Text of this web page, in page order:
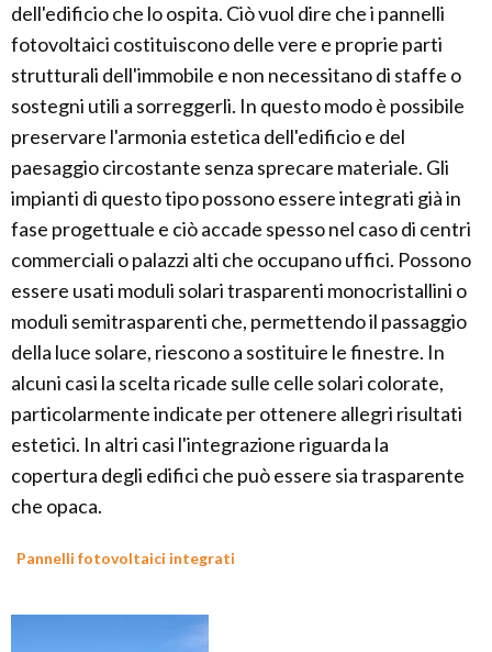
dell'edificio che lo ospita. Ciò vuol dire che i pannelli
fotovoltaici costituiscono delle vere e proprie parti
strutturali dell'immobile e non necessitano di staffe o
sostegni utili a sorreggerli. In questo modo è possibile
preservare l'armonia estetica dell'edificio e del
paesaggio circostante senza sprecare materiale. Gli
impianti di questo tipo possono essere integrati già in
fase progettuale e ciò accade spesso nel caso di centri
commerciali o palazzi alti che occupano uffici. Possono
essere usati moduli solari trasparenti monocristallini o
moduli semitrasparenti che, permettendo il passaggio
della luce solare, riescono a sostituire le finestre. In
alcuni casi la scelta ricade sulle celle solari colorate,
particolarmente indicate per ottenere allegri risultati
estetici. In altri casi l'integrazione riguarda la
copertura degli edifici che può essere sia trasparente
che opaca.
Pannelli fotovoltaici integrati